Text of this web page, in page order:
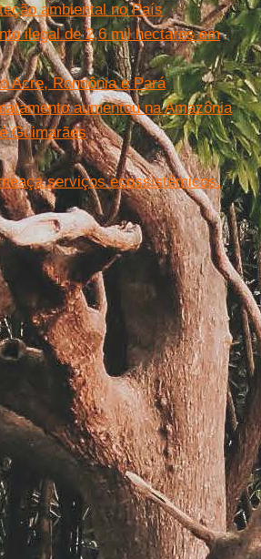
ambiental no País
ilegal de 2,6 mil hectares em
Acre, Rondônia e Pará
aumentou na Amazônia
Guimarães
serviços ecossistêmicos.